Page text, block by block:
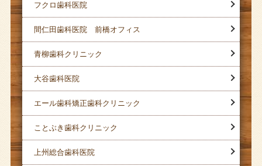
フクロ歯科医院
間仁田歯科医院 前橋オフィス
青柳歯科クリニック
大谷歯科医院
エール歯科矯正歯科クリニック
ことぶき歯科クリニック
上州総合歯科医院